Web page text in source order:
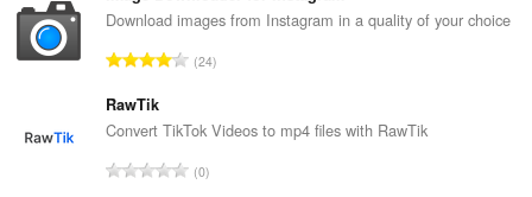
t
n
n
e
w
e
t
n
a
t
e
w
e
Download images from Instagram in a quality of your choice
G
a
t
24
RawTik
Convert TikTok Videos to mp4 files with RawTik
G0